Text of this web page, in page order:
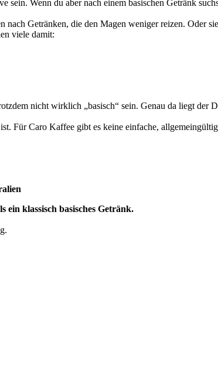
Wenn du aber nach einem basischen Getränk
Getränken, die den Magen weniger reizen. Oder
viele damit:
nicht wirklich „basisch“ sein. Genau da liegt der
Für Caro Kaffee gibt es keine einfache,
ein klassisch basisches Getränk.